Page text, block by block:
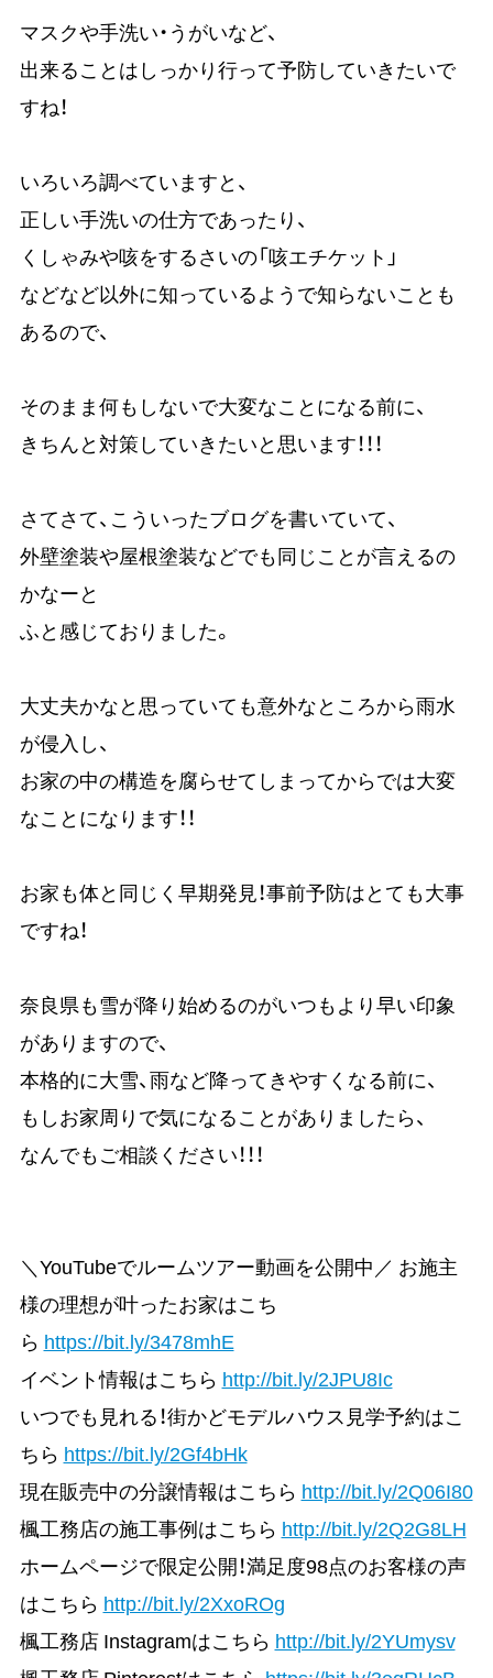
マスクや手洗い・うがいなど、
出来ることはしっかり行って予防していきたいで
すね！
いろいろ調べていますと、
正しい手洗いの仕方であったり、
くしゃみや咳をするさいの「咳エチケット」
などなど以外に知っているようで知らないことも
あるので、
そのまま何もしないで大変なことになる前に、
きちんと対策していきたいと思います！！！
さてさて、こういったブログを書いていて、
外壁塗装や屋根塗装などでも同じことが言えるの
かなーと
ふと感じておりました。
大丈夫かなと思っていても意外なところから雨水
が侵入し、
お家の中の構造を腐らせてしまってからでは大変
なことになります！！
お家も体と同じく早期発見！事前予防はとても大事
ですね！
奈良県も雪が降り始めるのがいつもより早い印象
がありますので、
本格的に大雪、雨など降ってきやすくなる前に、
もしお家周りで気になることがありましたら、
なんでもご相談ください！！！
＼YouTubeでルームツアー動画を公開中／ お施主
様の理想が叶ったお家はこち
ら https://bit.ly/3478mhE
イベント情報はこちら http://bit.ly/2JPU8Ic
いつでも見れる！街かどモデルハウス見学予約はこ
ちら https://bit.ly/2Gf4bHk
現在販売中の分譲情報はこちら http://bit.ly/2Q06I80
楓工務店の施工事例はこちら http://bit.ly/2Q2G8LH
ホームページで限定公開！満足度98点のお客様の声
はこちら http://bit.ly/2XxoROg
楓工務店 Instagramはこちら http://bit.ly/2YUmysv